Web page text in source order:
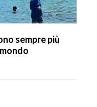
sempre più